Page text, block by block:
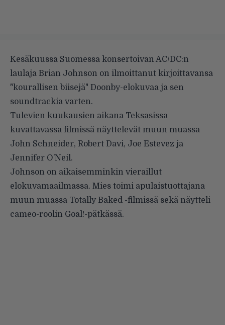
Kesäkuussa Suomessa konsertoivan AC/DC:n
laulaja Brian Johnson on ilmoittanut kirjoittavansa
"kourallisen biisejä" Doonby-elokuvaa ja sen
soundtrackia varten.
Tulevien kuukausien aikana Teksasissa
kuvattavassa filmissä näyttelevät muun muassa
John Schneider, Robert Davi, Joe Estevez ja
Jennifer O’Neil.
Johnson on aikaisemminkin vieraillut
elokuvamaailmassa. Mies toimi apulaistuottajana
muun muassa Totally Baked -filmissä sekä näytteli
cameo-roolin Goal!-pätkässä.